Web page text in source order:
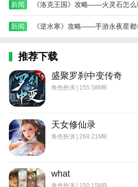
新闻 《洛克王国》攻略——火灵石怎么
新闻 《逆水寒》攻略——手游永夜星都
推荐下载
盛聚罗刹中变传奇
角色扮演 | 155.58MB
天女修仙录
角色扮演 | 268.21MB
what
角色扮演 | 150.15MB